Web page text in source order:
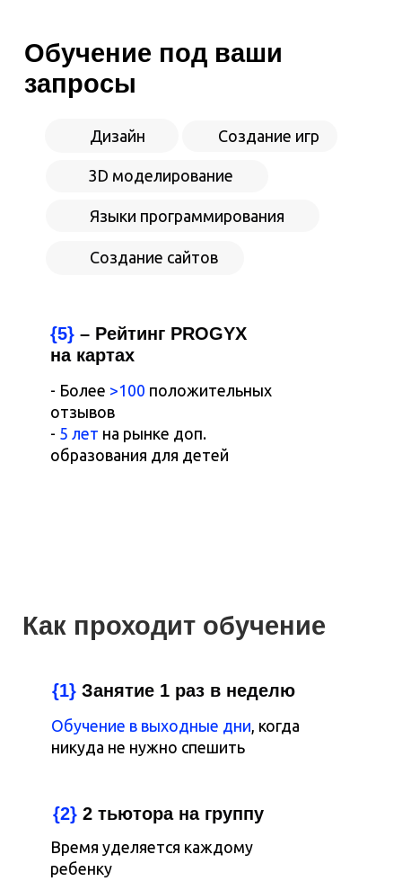
Создание сайтов
3D моделирование
Языки программирования
Создание игр
Дизайн
Обучение под ваши
запросы
- Более >100 положительных
отзывов
- 5 лет на рынке доп.
образования для детей
{5} – Рейтинг PROGYX
на картах
Время уделяется каждому
ребенку
{2} 2 тьютора на группу
Обучение в выходные дни, когда
никуда не нужно спешить
{1} Занятие 1 раз в неделю
Как проходит обучение